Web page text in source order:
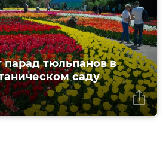
парад тюльпанов в
саду